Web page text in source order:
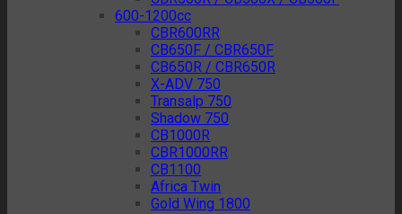
600-1200cc
CBR600RR
CB650F / CBR650F
CB650R / CBR650R
X-ADV 750
Transalp 750
Shadow 750
CB1000R
CBR1000RR
CB1100
Africa Twin
Gold Wing 1800